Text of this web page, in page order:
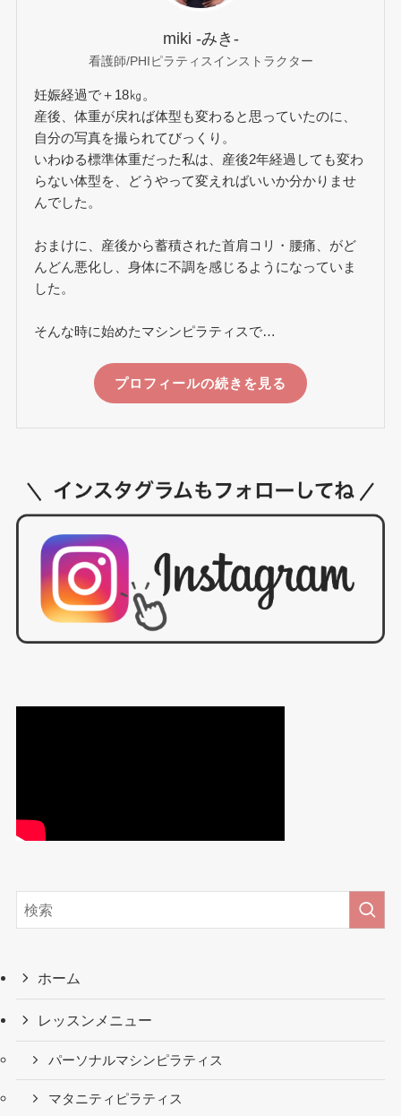
miki -みき-
看護師/PHIピラティスインストラクター
妊娠経過で＋18㎏。
産後、体重が戻れば体型も変わると思っていたのに、
自分の写真を撮られてびっくり。
いわゆる標準体重だった私は、産後2年経過しても変わ
らない体型を、どうやって変えればいいか分かりませ
んでした。
おまけに、産後から蓄積された首肩コリ・腰痛、がど
んどん悪化し、身体に不調を感じるようになっていま
した。
そんな時に始めたマシンピラティスで…
プロフィールの続きを見る
ホーム
レッスンメニュー
パーソナルマシンピラティス
マタニティピラティス